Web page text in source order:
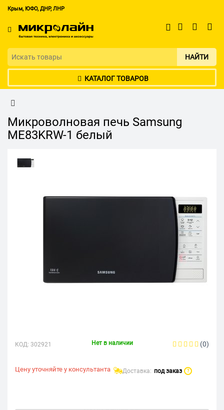
Крым, ЮФО, ДНР, ЛНР
НАЙТИ
КАТАЛОГ ТОВАРОВ
Микроволновая печь Samsung
ME83KRW-1 белый
КОД: 302921 Нет в наличии (0)
Цену уточняйте у консультанта Доставка: под заказ ?